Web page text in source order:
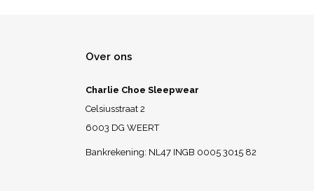
Over ons
Charlie Choe Sleepwear
Celsiusstraat 2
6003 DG WEERT
Bankrekening: NL47 INGB 0005 3015 82